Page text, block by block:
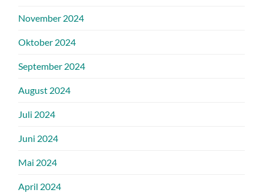
November 2024
Oktober 2024
September 2024
August 2024
Juli 2024
Juni 2024
Mai 2024
April 2024